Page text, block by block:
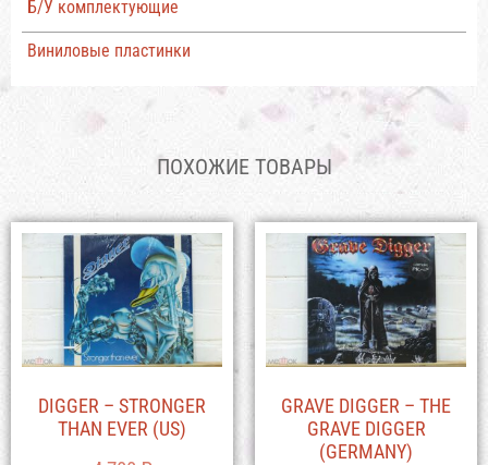
Б/У комплектующие
Виниловые пластинки
ПОХОЖИЕ ТОВАРЫ
DIGGER – STRONGER
THAN EVER (US)
GRAVE DIGGER – THE
GRAVE DIGGER
(GERMANY)